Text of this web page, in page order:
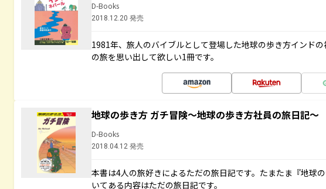
D-Books
2018.12.20 発売
1981年、旅人のバイブルとして登場した地球の歩き方インド
の旅を思い出して欲しい1冊です。
地球の歩き方 ガチ冒険～地球の歩き方社員の旅日記～
D-Books
2018.04.12 発売
本書は4人の旅好きによるただの旅日記です。たまたま『地球
いてある内容はただの旅日記です。